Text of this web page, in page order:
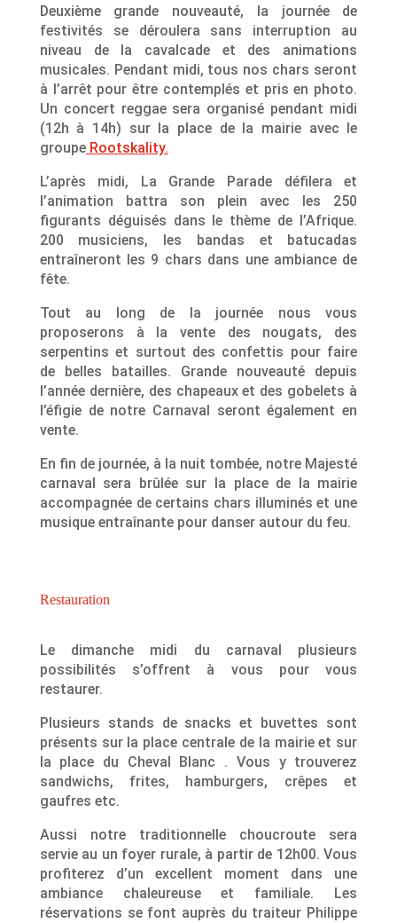
Deuxième grande nouveauté, la journée de
festivités se déroulera sans interruption au
niveau de la cavalcade et des animations
musicales. Pendant midi, tous nos chars seront
à l’arrêt pour être contemplés et pris en photo.
Un concert reggae sera organisé pendant midi
(12h à 14h) sur la place de la mairie avec le
groupeRootskality.
L’après midi, La Grande Parade défilera et
l’animation battra son plein avec les 250
figurants déguisés dans le thème de l’Afrique.
200 musiciens, les bandas et batucadas
entraîneront les 9 chars dans une ambiance de
fête.
Tout au long de la journée nous vous
proposerons à la vente des nougats, des
serpentins et surtout des confettis pour faire
de belles batailles. Grande nouveauté depuis
l’année dernière, des chapeaux et des gobelets à
l’éfigie de notre Carnaval seront également en
vente.
En fin de journée, à la nuit tombée, notre Majesté
carnaval sera brûlée sur la place de la mairie
accompagnée de certains chars illuminés et une
musique entraînante pour danser autour du feu.
Restauration
Le dimanche midi du carnaval plusieurs
possibilités s’offrent à vous pour vous
restaurer.
Plusieurs stands de snacks et buvettes sont
présents sur la place centrale de la mairie et sur
la place du Cheval Blanc . Vous y trouverez
sandwichs, frites, hamburgers, crêpes et
gaufres etc.
Aussi notre traditionnelle choucroute sera
servie au un foyer rurale, à partir de 12h00. Vous
profiterez d’un excellent moment dans une
ambiance chaleureuse et familiale. Les
réservations se font auprès du traiteur Philippe